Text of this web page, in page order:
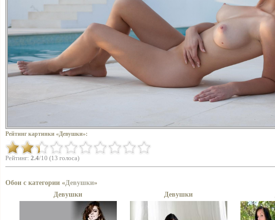
Рейтинг картинки «Девушки»:
Рейтинг: 2.4/10 (13 голоса)
Обои с категории «Девушки»
Девушки
Девушки